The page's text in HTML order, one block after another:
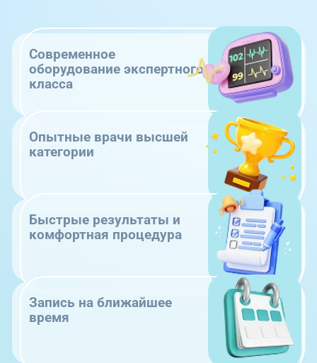
Современное
оборудование экспертного
класса
Опытные врачи высшей
категории
Быстрые результаты и
комфортная процедура
Запись на ближайшее
время